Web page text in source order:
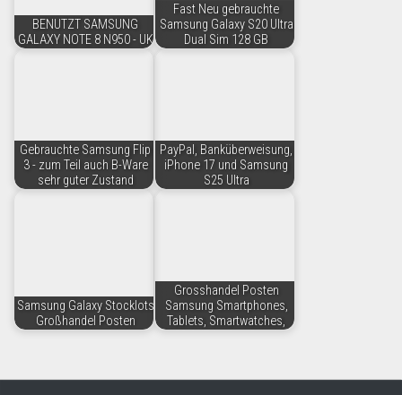
BENUTZT SAMSUNG
GALAXY NOTE 8 N950 - UK
Fast Neu gebrauchte
Samsung Galaxy S20 Ultra
Dual Sim 128 GB
Gebrauchte Samsung Flip
3 - zum Teil auch B-Ware
sehr guter Zustand
PayPal, Banküberweisung,
iPhone 17 und Samsung
S25 Ultra
Samsung Galaxy Stocklots
Großhandel Posten
Grosshandel Posten
Samsung Smartphones,
Tablets, Smartwatches,